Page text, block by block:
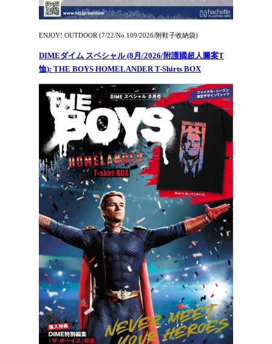
ENJOY! OUTDOOR (7/22/No.109/2026/附鞋子收納袋)
DIMEダイム スペシャル (8月/2026/附護國超人圖案T
恤): THE BOYS HOMELANDER T-Shirts BOX